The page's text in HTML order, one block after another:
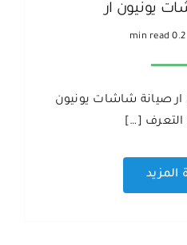
يونيون ار
0.2 min read
صيانة شاشات يونيون
التعرف […]
المزيد